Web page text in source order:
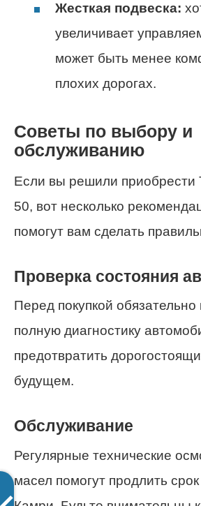
Жесткая подвеска:
увеличивает
может быть менее
плохих дорогах.
Советы по выбору и
обслуживанию
Если вы решили приобрести
50, вот несколько
помогут вам сделать
Проверка состояния
Перед покупкой обязательно
полную диагностику
предотвратить
будущем.
Обслуживание
Регулярные технические
масел помогут продлить